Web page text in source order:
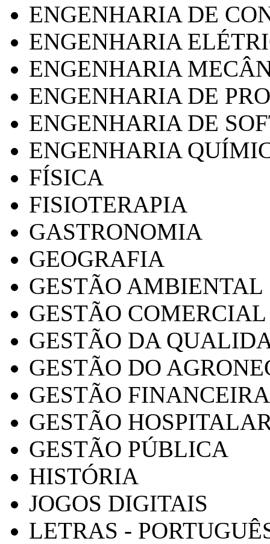
ENGENHARIA DE
ENGENHARIA
ENGENHARIA
ENGENHARIA DE
ENGENHARIA DE
ENGENHARIA
FÍSICA
FISIOTERAPIA
GASTRONOMIA
GEOGRAFIA
GESTÃO AMBIENTAL
GESTÃO COMERCIAL
GESTÃO DA
GESTÃO DO
GESTÃO FINANCEIRA
GESTÃO
GESTÃO PÚBLICA
HISTÓRIA
JOGOS DIGITAIS
LETRAS -